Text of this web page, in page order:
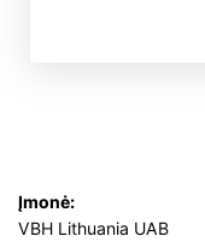
Įmonė:
VBH Lithuania UAB